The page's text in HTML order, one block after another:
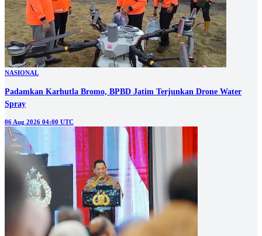
NASIONAL
Padamkan Karhutla Bromo, BPBD Jatim Terjunkan Drone Water
Spray
06 Aug 2026 04:00 UTC